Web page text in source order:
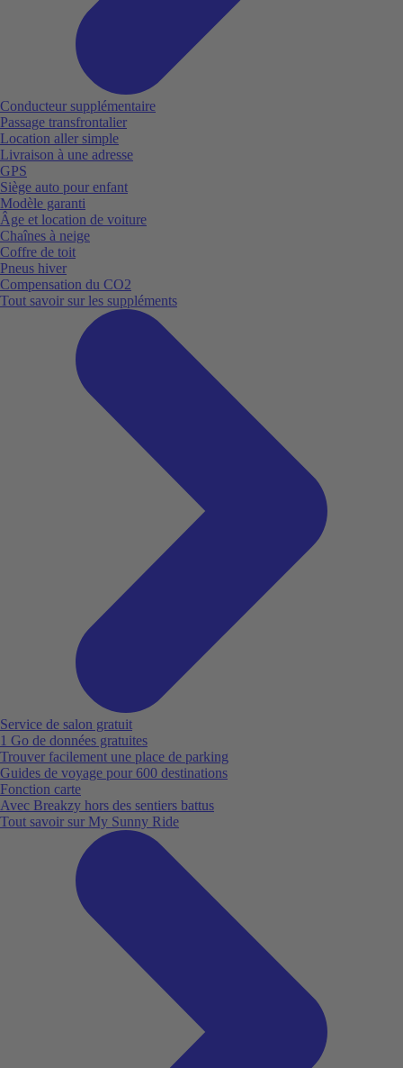
Conducteur supplémentaire
Passage transfrontalier
Location aller simple
Livraison à une adresse
GPS
Siège auto pour enfant
Modèle garanti
Âge et location de voiture
Chaînes à neige
Coffre de toit
Pneus hiver
Compensation du CO2
Tout savoir sur les suppléments
Service de salon gratuit
1 Go de données gratuites
Trouver facilement une place de parking
Guides de voyage pour 600 destinations
Fonction carte
Avec Breakzy hors des sentiers battus
Tout savoir sur My Sunny Ride